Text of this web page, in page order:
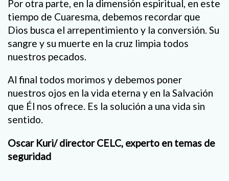
Por otra parte, en la dimensión espiritual, en este
tiempo de Cuaresma, debemos recordar que
Dios busca el arrepentimiento y la conversión. Su
sangre y su muerte en la cruz limpia todos
nuestros pecados.
Al final todos morimos y debemos poner
nuestros ojos en la vida eterna y en la Salvación
que Él nos ofrece. Es la solución a una vida sin
sentido.
Oscar Kuri/director CELC, experto en temas de
seguridad